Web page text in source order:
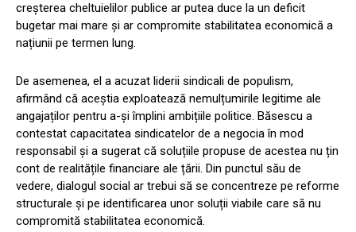
creșterea cheltuielilor publice ar putea duce la un deficit
bugetar mai mare și ar compromite stabilitatea economică a
națiunii pe termen lung.
De asemenea, el a acuzat liderii sindicali de populism,
afirmând că aceștia exploatează nemulțumirile legitime ale
angajaților pentru a-și împlini ambițiile politice. Băsescu a
contestat capacitatea sindicatelor de a negocia în mod
responsabil și a sugerat că soluțiile propuse de acestea nu țin
cont de realitățile financiare ale țării. Din punctul său de
vedere, dialogul social ar trebui să se concentreze pe reforme
structurale și pe identificarea unor soluții viabile care să nu
compromită stabilitatea economică.